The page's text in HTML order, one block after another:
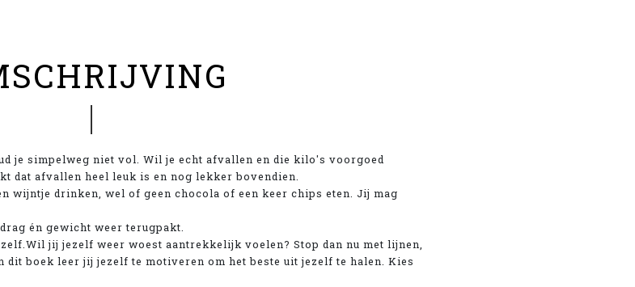
je simpelweg niet vol. Wil je echt afvallen en die kilo's voorgoed
dat afvallen heel leuk is en nog lekker bovendien.
wijntje drinken, wel of geen chocola of een keer chips eten. Jij mag
én gewicht weer terugpakt.
jij jezelf weer woest aantrekkelijk voelen? Stop dan nu met lijnen,
dit boek leer jij jezelf te motiveren om het beste uit jezelf te halen. Kies